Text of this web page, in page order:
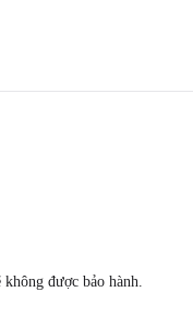
được bảo hành.